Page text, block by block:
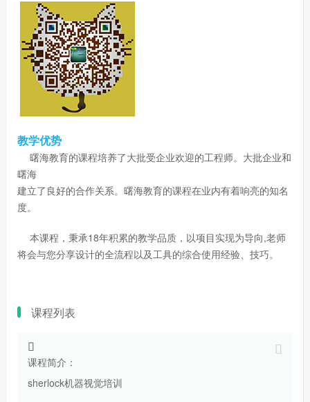
教学优势
曙海教育的课程培养了大批受企业欢迎的工程师。大批企业和
曙海
建立了良好的合作关系。曙海教育的课程在业内有着响亮的知名
度。
本课程，秉承18年积累的教学品质，以项目实现为导向,老师
将会与您分享设计的全流程以及工具的综合使用经验、技巧。
课程列表
课程简介：
sherlock机器视觉培训